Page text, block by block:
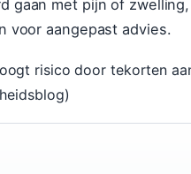
gaan met pijn of
voor aangepast advies.
risico door tekorten